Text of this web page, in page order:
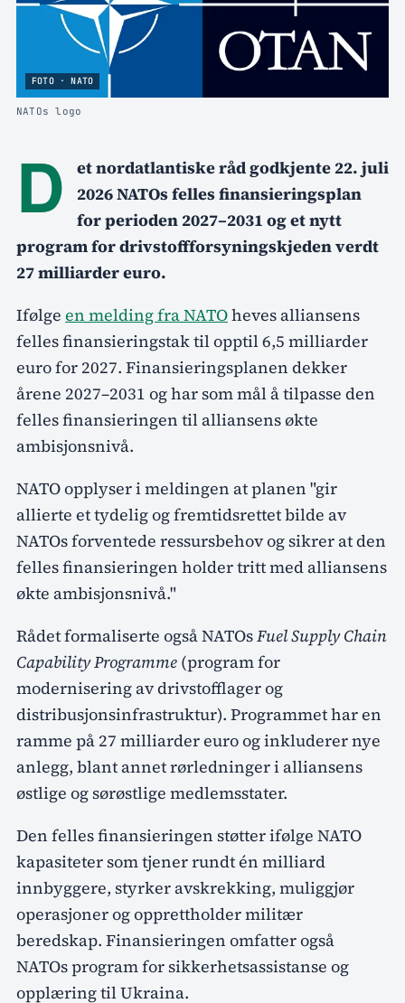
FOTO · NATO
NATOs logo
D
et nordatlantiske råd godkjente 22. juli
2026 NATOs felles finansieringsplan
for perioden 2027–2031 og et nytt
program for drivstoffforsyningskjeden verdt
27 milliarder euro.
Ifølge en melding fra NATOheves alliansens
felles finansieringstak til opptil 6,5 milliarder
euro for 2027. Finansieringsplanen dekker
årene 2027–2031 og har som mål å tilpasse den
felles finansieringen til alliansens økte
ambisjonsnivå.
NATO opplyser i meldingen at planen "gir
allierte et tydelig og fremtidsrettet bilde av
NATOs forventede ressursbehov og sikrer at den
felles finansieringen holder tritt med alliansens
økte ambisjonsnivå."
Rådet formaliserte også NATOsFuel Supply Chain
Capability Programme (program for
modernisering av drivstofflager og
distribusjonsinfrastruktur). Programmet har en
ramme på 27 milliarder euro og inkluderer nye
anlegg, blant annet rørledninger i alliansens
østlige og sørøstlige medlemsstater.
Den felles finansieringen støtter ifølge NATO
kapasiteter som tjener rundt én milliard
innbyggere, styrker avskrekking, muliggjør
operasjoner og opprettholder militær
beredskap. Finansieringen omfatter også
NATOs program for sikkerhetsassistanse og
opplæring til Ukraina.